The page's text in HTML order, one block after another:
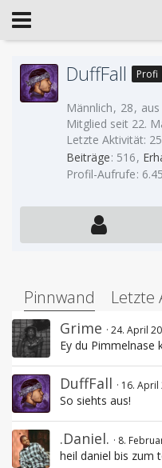
DuffFall Profi
Männlich 28
Mitglied seit 22.
Letzte Aktivität:
Beiträge 516
Profil-Aufrufe
Pinnwand Letzte
Grime 24. April
Ey du Pimmelnase
DuffFall 16. April
So siehts aus!
.Daniel. 8.
heil daniel bis zum